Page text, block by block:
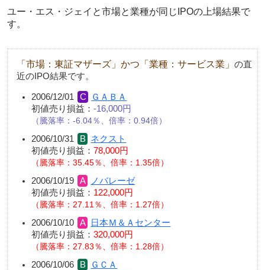
ユー・エス・ジェイと市場と業種が同じIPOの上場結果で
す。
「市場：東証マザーズ」かつ「業種：サービス業」 の直
近のIPO結果です。
2006/12/01
ＧＡＢＡ
初値売り損益： -16,000円
騰落率：-6.04％、倍率：0.94倍
2006/10/31
ネクスト
初値売り損益： 78,000円
騰落率：35.45％、倍率：1.35倍
2006/10/19
ノバレーゼ
初値売り損益： 122,000円
騰落率：27.11％、倍率：1.27倍
2006/10/10
日本Ｍ＆Ａセンター
初値売り損益： 320,000円
騰落率：27.83％、倍率：1.28倍
2006/10/06
ＧＣＡ